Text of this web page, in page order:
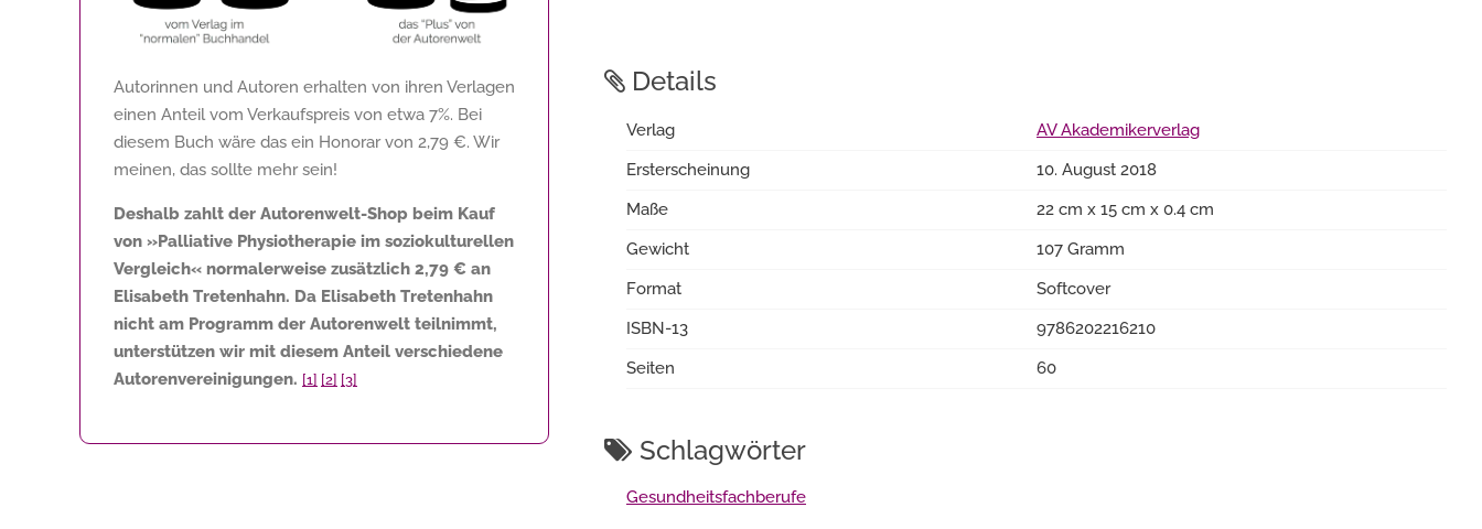
Autorinnen und Autoren erhalten von ihren Verlagen
einen Anteil vom Verkaufspreis von etwa 7%. Bei
diesem Buch wäre das ein Honorar von 2,79 €. Wir
meinen, das sollte mehr sein!
Deshalb zahlt der Autorenwelt-Shop beim Kauf
von »Palliative Physiotherapie im soziokulturellen
Vergleich« normalerweise zusätzlich 2,79 € an
Elisabeth Tretenhahn. Da Elisabeth Tretenhahn
nicht am Programm der Autorenwelt teilnimmt,
unterstützen wir mit diesem Anteil verschiedene
Autorenvereinigungen. [1] [2] [3]
Details
Verlag
AV Akademikerverlag
Ersterscheinung
10. August 2018
Maße
22 cm x 15 cm x 0.4 cm
Gewicht
107 Gramm
Format
Softcover
ISBN-13
9786202216210
Seiten
60
Schlagwörter
Gesundheitsfachberufe